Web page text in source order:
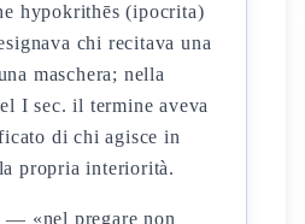
hypokrithēs (ipocrita)
chi recitava una
maschera; nella
I sec. il termine aveva
di chi agisce in
propria interiorità.
— «nel pregare non